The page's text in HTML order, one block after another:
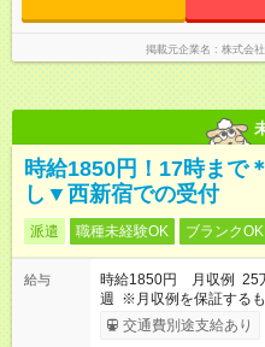
掲載元企業名 株式会
時給1850円！17時まで
し▼西新宿での受付
派遣 職種未経験OK ブランクOK
給与
時給1850円 月収例 25
週 ※月収例を保証する
ービス利用可（利用条件
交通費別途支給あり